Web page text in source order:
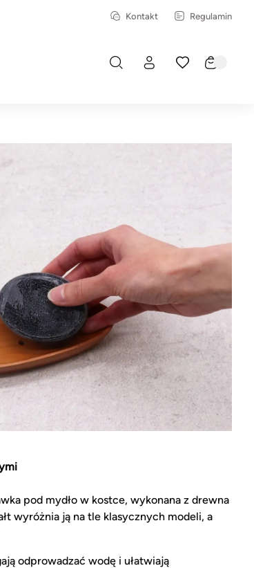
Kontakt Regulamin
pod mydło w kostce, wykonana z drewna
wyróżnia ją na tle klasycznych modeli, a
odprowadzać wodę i ułatwiają